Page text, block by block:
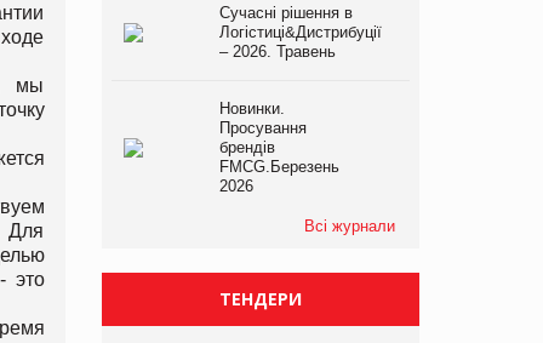
мы
Для
это
Сучасні рішення в
Логістиці&Дистрибуції
– 2026. Травень
Новинки.
Просування
брендів
FMCG.Березень
2026
Всі журнали
ТЕНДЕРИ